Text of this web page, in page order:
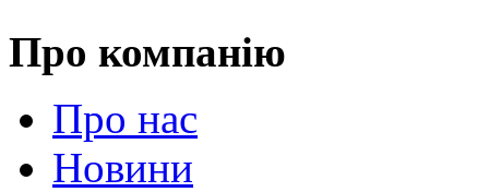
Про компанію
Про нас
Новини